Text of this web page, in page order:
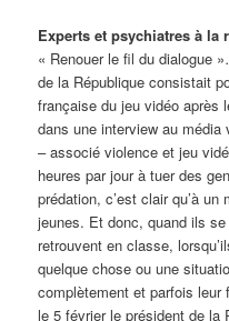
Experts et psychiatres à la
« Renouer le fil du dialogue
de la République consistait
française du jeu vidéo après
dans une interview au
– associé violence et jeu
heures par jour à tuer des
prédation, c’est clair qu’à
jeunes. Et donc, quand ils
retrouvent en classe,
quelque chose ou une
complètement et parfois
le 5 février le président de la